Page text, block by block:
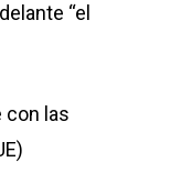
“el
con las